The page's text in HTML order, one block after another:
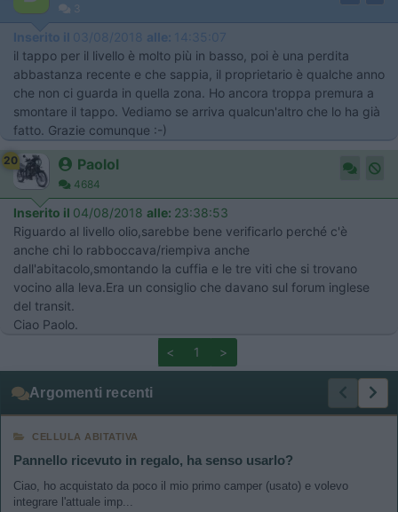
3
Inserito il 03/08/2018 alle: 14:35:07
il tappo per il livello è molto più in basso, poi è una perdita
abbastanza recente e che sappia, il proprietario è qualche anno
che non ci guarda in quella zona. Ho ancora troppa premura a
smontare il tappo. Vediamo se arriva qualcun'altro che lo ha già
fatto. Grazie comunque :-)
20 Paolol
4684
Inserito il 04/08/2018 alle: 23:38:53
Riguardo al livello olio,sarebbe bene verificarlo perché c'è
anche chi lo rabboccava/riempiva anche
dall'abitacolo,smontando la cuffia e le tre viti che si trovano
vocino alla leva.Era un consiglio che davano sul forum inglese
del transit.
Ciao Paolo.
<
1 >
Argomenti recenti
CELLULA ABITATIVA
Pannello ricevuto in regalo, ha senso usarlo?
Ciao, ho acquistato da poco il mio primo camper (usato) e volevo
integrare l'attuale imp...